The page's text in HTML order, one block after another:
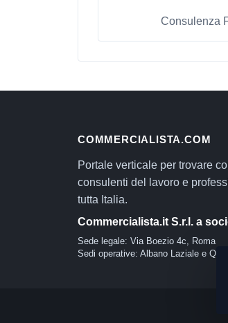
Consulenza
COMMERCIALISTA.COM
Portale verticale per trovare
consulenti del lavoro e
tutta Italia.
Commercialista.it S.r.l. a
Sede legale: Via Boezio 4c, Roma
Sedi operative: Albano Laziale e